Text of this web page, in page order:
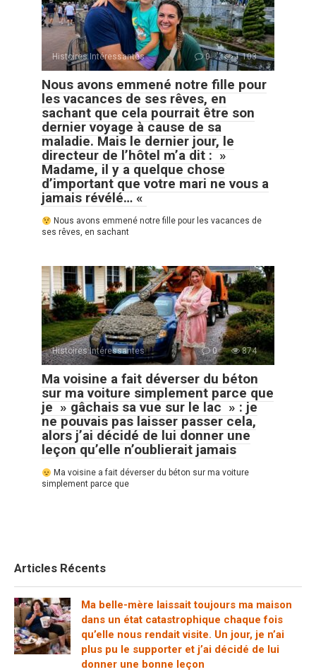
Histoires Intéressantes 0 1 103
Nous avons emmené notre fille pour
les vacances de ses rêves, en
sachant que cela pourrait être son
dernier voyage à cause de sa
maladie. Mais le dernier jour, le
directeur de l’hôtel m’a dit : »
Madame, il y a quelque chose
d’important que votre mari ne vous a
jamais révélé… «
Nous avons emmené notre fille pour les vacances de
ses rêves, en sachant
Histoires Intéressantes 0 874
Ma voisine a fait déverser du béton
sur ma voiture simplement parce que
je » gâchais sa vue sur le lac » : je
ne pouvais pas laisser passer cela,
alors j’ai décidé de lui donner une
leçon qu’elle n’oublierait jamais
Ma voisine a fait déverser du béton sur ma voiture
simplement parce que
Articles Récents
Ma belle-mère laissait toujours ma maison
dans un état catastrophique chaque fois
qu’elle nous rendait visite. Un jour, je n’ai
plus pu le supporter et j’ai décidé de lui
donner une bonne leçon